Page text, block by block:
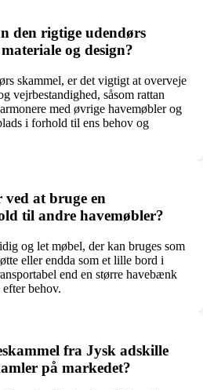
den rigtige udendørs
og design?
skammel, er det vigtigt at overveje
vejrbestandighed, såsom rattan
med øvrige havemøbler og
i forhold til ens behov og
at bruge en
til andre havemøbler?
og let møbel, der kan bruges som
eller endda som et lille bord i
end en større havebænk
behov.
fra Jysk adskille
på markedet?